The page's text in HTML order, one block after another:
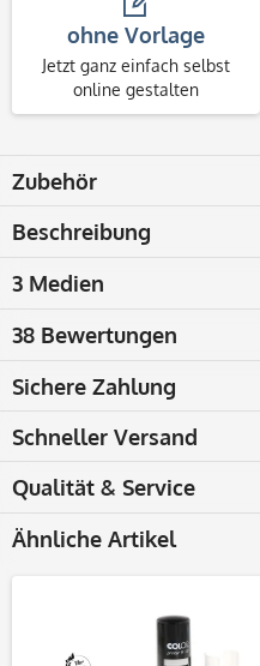
ohne Vorlage
Jetzt ganz einfach selbst
online gestalten
Zubehör
Beschreibung
3 Medien
38 Bewertungen
Sichere Zahlung
Schneller Versand
Qualität & Service
Ähnliche Artikel